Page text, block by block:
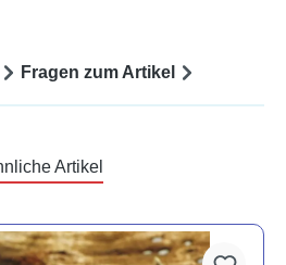
Fragen zum Artikel
Artikel